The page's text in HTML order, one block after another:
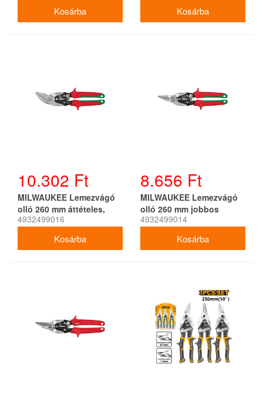
10.302 Ft
MILWAUKEE Lemezvágó
olló 260 mm áttételes,
jobbos
4932499016
8.656 Ft
MILWAUKEE Lemezvágó
olló 260 mm jobbos
4932499014